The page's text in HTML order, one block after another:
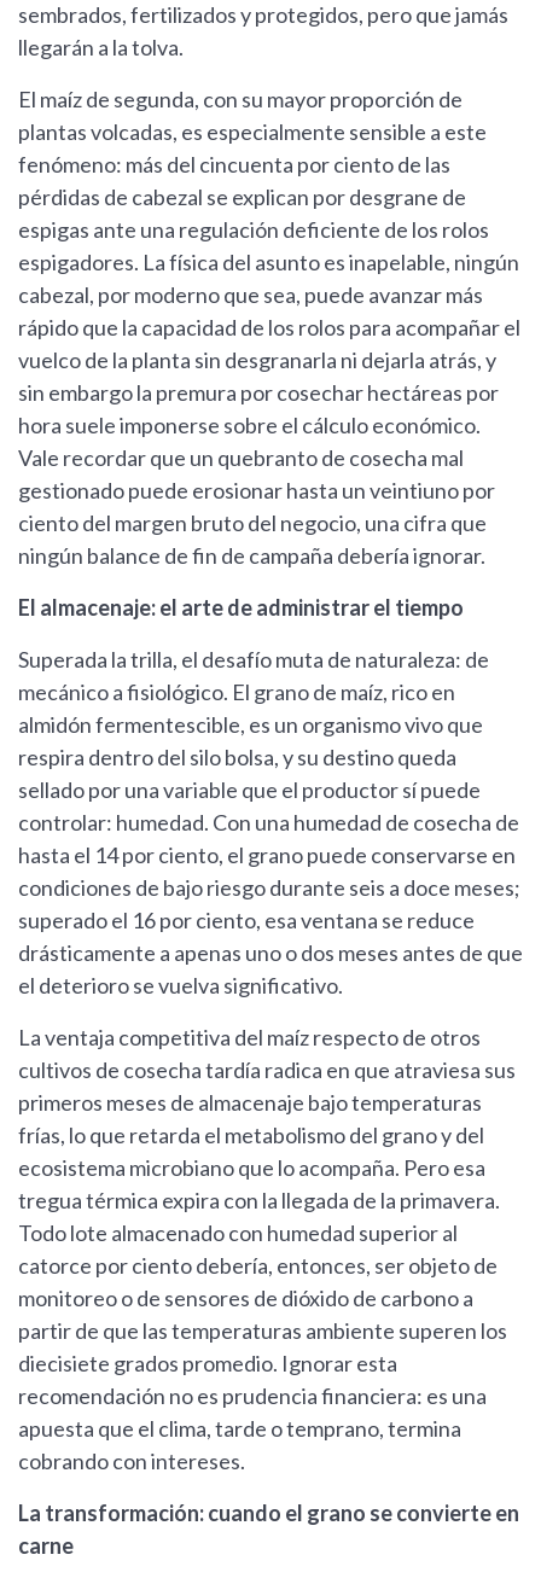
sembrados, fertilizados y protegidos, pero que jamás
llegarán a la tolva.
El maíz de segunda, con su mayor proporción de
plantas volcadas, es especialmente sensible a este
fenómeno: más del cincuenta por ciento de las
pérdidas de cabezal se explican por desgrane de
espigas ante una regulación deficiente de los rolos
espigadores. La física del asunto es inapelable, ningún
cabezal, por moderno que sea, puede avanzar más
rápido que la capacidad de los rolos para acompañar el
vuelco de la planta sin desgranarla ni dejarla atrás, y
sin embargo la premura por cosechar hectáreas por
hora suele imponerse sobre el cálculo económico.
Vale recordar que un quebranto de cosecha mal
gestionado puede erosionar hasta un veintiuno por
ciento del margen bruto del negocio, una cifra que
ningún balance de fin de campaña debería ignorar.
El almacenaje: el arte de administrar el tiempo
Superada la trilla, el desafío muta de naturaleza: de
mecánico a fisiológico. El grano de maíz, rico en
almidón fermentescible, es un organismo vivo que
respira dentro del silo bolsa, y su destino queda
sellado por una variable que el productor sí puede
controlar: humedad. Con una humedad de cosecha de
hasta el 14 por ciento, el grano puede conservarse en
condiciones de bajo riesgo durante seis a doce meses;
superado el 16 por ciento, esa ventana se reduce
drásticamente a apenas uno o dos meses antes de que
el deterioro se vuelva significativo.
La ventaja competitiva del maíz respecto de otros
cultivos de cosecha tardía radica en que atraviesa sus
primeros meses de almacenaje bajo temperaturas
frías, lo que retarda el metabolismo del grano y del
ecosistema microbiano que lo acompaña. Pero esa
tregua térmica expira con la llegada de la primavera.
Todo lote almacenado con humedad superior al
catorce por ciento debería, entonces, ser objeto de
monitoreo o de sensores de dióxido de carbono a
partir de que las temperaturas ambiente superen los
diecisiete grados promedio. Ignorar esta
recomendación no es prudencia financiera: es una
apuesta que el clima, tarde o temprano, termina
cobrando con intereses.
La transformación: cuando el grano se convierte en
carne